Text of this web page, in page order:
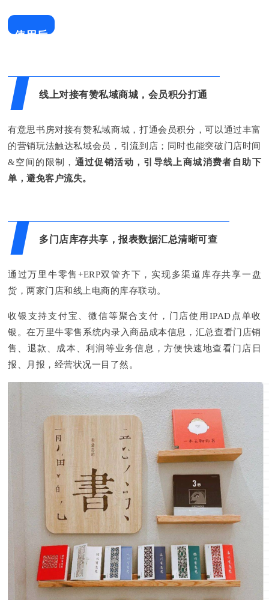
使用后
线上对接有赞私域商城，会员积分打通
有意思书房对接有赞私域商城，打通会员积分，可以通过丰富
的营销玩法触达私域会员，引流到店；同时也能突破门店时间
&空间的限制， 通过促销活动，引导线上商城消费者自助下
单，避免客户流失。
多门店库存共享，报表数据汇总清晰可查
通过万里牛零售+ERP双管齐下，实现多渠道库存共享一盘
货，两家门店和线上电商的库存联动。
收银支持支付宝、微信等聚合支付，门店使用IPAD点单收
银。在万里牛零售系统内录入商品成本信息，汇总查看门店销
售、退款、成本、利润等业务信息，方便快速地查看门店日
报、月报，经营状况一目了然。